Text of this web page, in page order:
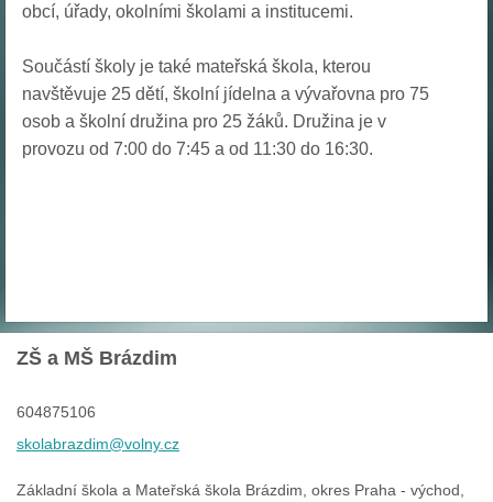
obcí, úřady, okolními školami a institucemi.
Součástí školy je také mateřská škola, kterou
navštěvuje 25 dětí, školní jídelna a vývařovna pro 75
osob a školní družina pro 25 žáků. Družina je v
provozu od 7:00 do 7:45 a od 11:30 do 16:30.
ZŠ a MŠ Brázdim
604875106
skolabrazdim@volny.cz
Základní škola a Mateřská škola Brázdim, okres Praha - východ,